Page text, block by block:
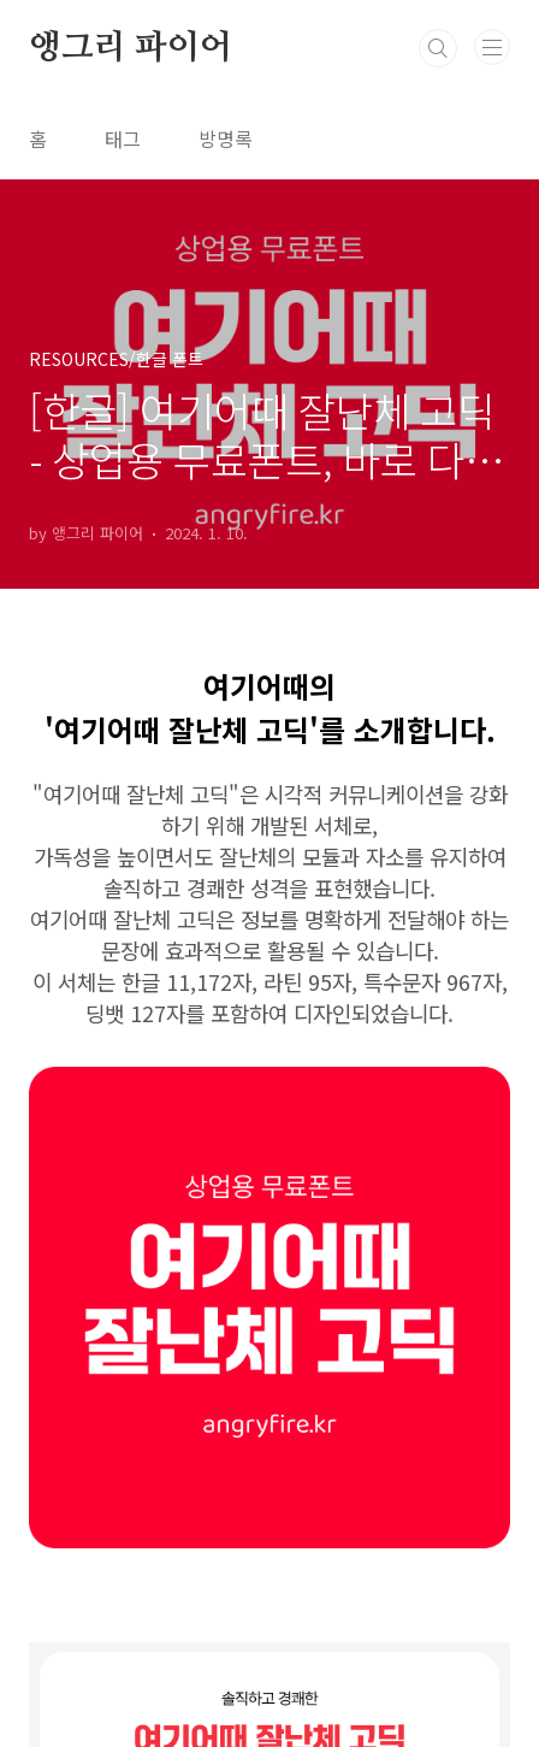
앵그리 파이어
홈 태그 방명록
RESOURCES/한글 폰트
[한글] 여기어때 잘난체 고딕
- 상업용 무료폰트, 바로 다운
by 앵그리 파이어 2024. 1. 10.
여기어때의
'여기어때 잘난체 고딕'를 소개합니다.
"여기어때 잘난체 고딕"은 시각적 커뮤니케이션을 강화
하기 위해 개발된 서체로,
가독성을 높이면서도 잘난체의 모듈과 자소를 유지하여
솔직하고 경쾌한 성격을 표현했습니다.
여기어때 잘난체 고딕은 정보를 명확하게 전달해야 하는
문장에 효과적으로 활용될 수 있습니다.
이 서체는 한글 11,172자, 라틴 95자, 특수문자 967자,
딩뱃 127자를 포함하여 디자인되었습니다.